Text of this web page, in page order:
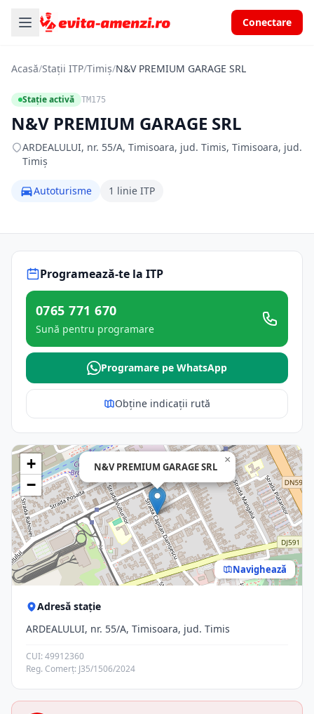
Conectare
Acasă/Stații ITP/Timiș/N&V PREMIUM GARAGE SRL
Stație activă TM175
N&V PREMIUM GARAGE SRL
ARDEALULUI, nr. 55/A, Timisoara, jud. Timis, Timisoara, jud.
Timiș
Autoturisme 1 linie ITP
Programează-te la ITP
0765 771 670
Sună pentru programare
Programare pe WhatsApp
Obține indicații rută
N&V PREMIUM GARAGE SRL
×
+
−
Navighează
Adresă stație
ARDEALULUI, nr. 55/A, Timisoara, jud. Timis
CUI: 49912360
Reg. Comerț: J35/1506/2024